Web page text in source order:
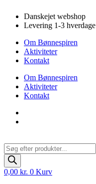
indhold
Danskejet webshop
Levering 1-3 hverdage
Om Bønnespiren
Aktiviteter
Kontakt
Om Bønnespiren
Aktiviteter
Kontakt
Products
search
0,00 kr. 0 Kurv